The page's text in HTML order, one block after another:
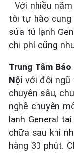
Với nhiều
tôi tự hào cung
sửa tủ lạnh
chi phí cũng
Trung Tâm
Nội với đội
chuyên sâu,
nghề chuyên
lạnh General
chữa sau khi
hàng 30 phút.